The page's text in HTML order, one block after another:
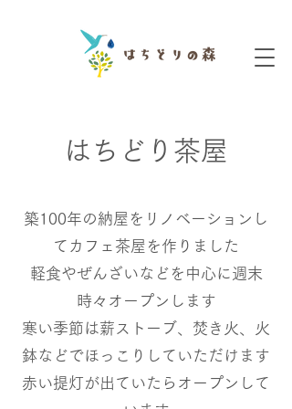
​はちどり茶屋
築100年の納屋をリノベーションし
てカフェ茶屋を作りました
軽食やぜんざいなどを中心に週末
時々オープンします
​寒い季節は薪ストーブ、焚き火、火
鉢などでほっこりしていただけます
赤い提灯が出ていたらオープンして